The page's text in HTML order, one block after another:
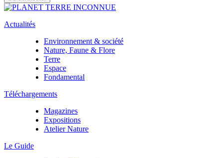
Actualités
Environnement & société
Nature, Faune & Flore
Terre
Espace
Fondamental
Téléchargements
Magazines
Expositions
Atelier Nature
Le Guide